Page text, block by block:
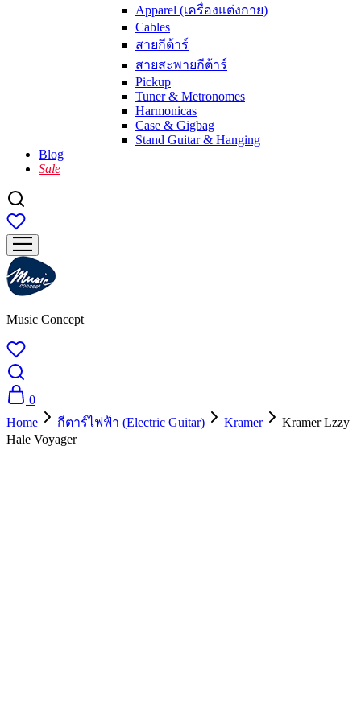
Apparel (เครื่องแต่งกาย)
Cables
สายกีต้าร์
สายสะพายกีต้าร์
Pickup
Tuner & Metronomes
Harmonicas
Case & Gigbag
Stand Guitar & Hanging
Blog
Sale
Music Concept
0
Home
กีตาร์ไฟฟ้า (Electric Guitar) Kramer
Kramer Lzzy
Hale Voyager